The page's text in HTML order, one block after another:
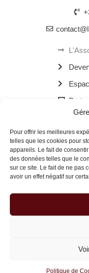
Pour offrir les meilleures
telles que les cookies pour
appareils. Le fait de
des données telles que le
sur ce site. Le fait de ne pas
avoir un effet négatif sur
Politique de
Les
Les